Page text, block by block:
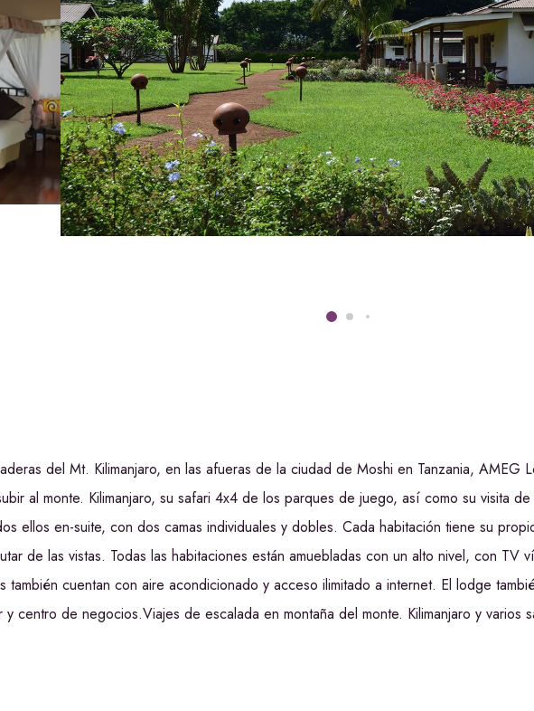
del Mt. Kilimanjaro, en las afueras de la ciudad de Moshi en Tanzania, AMEG
al monte. Kilimanjaro, su safari 4x4 de los parques de juego, así como su visita
ellos en-suite, con dos camas individuales y dobles. Cada habitación tiene su
de las vistas. Todas las habitaciones están amuebladas con un alto nivel, con TV
también cuentan con aire acondicionado y acceso ilimitado a internet. El lodge
y centro de negocios.Viajes de escalada en montaña del monte. Kilimanjaro y varios